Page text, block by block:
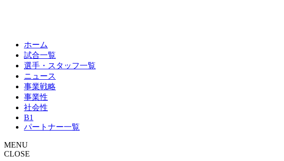
ホーム
試合一覧
選手・スタッフ一覧
ニュース
事業戦略
事業性
社会性
B1
パートナー一覧
MENU
CLOSE